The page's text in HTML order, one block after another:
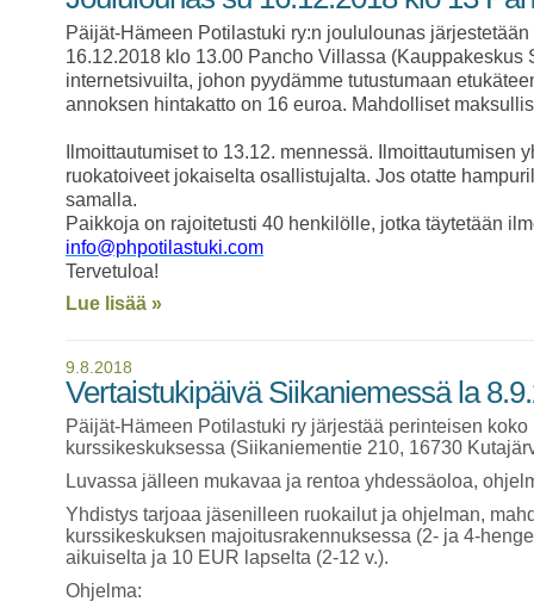
Päijät-Hämeen Potilastuki ry:n joululounas
16.12.2018 klo 13.00 Pancho Villassa
internetsivuilta, johon pyydämme tutustumaan
annoksen hintakatto on 16 euroa. Mahdolliset
Ilmoittautumiset to 13.12. mennessä. Ilmoittautumisen
ruokatoiveet jokaiselta osallistujalta. Jos otatte
samalla.
Paikkoja on rajoitetusti 40 henkilölle, jotka täytetään
info@phpotilastuki.com
Tervetuloa!
Lue lisää »
9.8.2018
Vertaistukipäivä Siikaniemessä la
Päijät-Hämeen Potilastuki ry järjestää perinteisen
kurssikeskuksessa (Siikaniementie 210, 16730
Luvassa jälleen mukavaa ja rentoa yhdessäoloa,
Yhdistys tarjoaa jäsenilleen ruokailut ja ohjelman,
kurssikeskuksen majoitusrakennuksessa (2- ja 4-
aikuiselta ja 10 EUR lapselta (2-12 v.).
Ohjelma: